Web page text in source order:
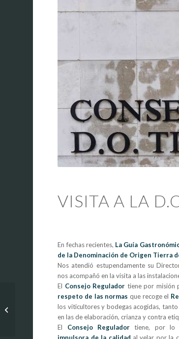
VISITA A LA
En fechas recientes, La Guía
de la Denominación de Origen Tierra
Nos atendió estupendamente su
nos acompañó en la visita a las
El Consejo Regulador tiene por misión
respeto de las normas que recoge el
los viticultores y bodegas acogidas,
en las de elaboración, crianza y contra
El Consejo Reguladortiene, por lo
Fiesta Canalla – Queso